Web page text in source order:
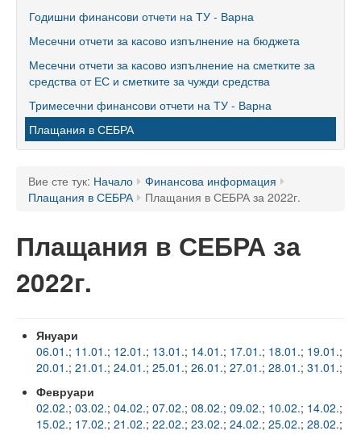
60 години ТУ - Варна
Програма 60 г.
Успели в науката и бизнеса
60 години Морски специалности в ТУ
Поздравителни адреси
Мандатна програма
Ректор
Органи за управление
Факултети и Колежи
Факултети
Машинно-технологичен факултет
Годишни финансови отчети на ТУ - Варна
Месечни отчети за касово изпълнение на бюджета
Месечни отчети за касово изпълнение на сметките за
средства от ЕС и сметките за чужди средства
Тримесечни финансови отчети на ТУ - Варна
Плащания в СЕБРА
Вие сте тук: Начало
Финансова информация
Плащания в СЕБРА
Плащания в СЕБРА за 2022г.
Плащания в СЕБРА за
2022г.
Януари
06.01.; 11.01.; 12.01.; 13.01.; 14.01.; 17.01.; 18.01.; 19.01.;
20.01.; 21.01.; 24.01.; 25.01.; 26.01.; 27.01.; 28.01.; 31.01.;
Февруари
02.02.; 03.02.; 04.02.; 07.02.; 08.02.; 09.02.; 10.02.; 14.02.;
15.02.; 17.02.; 21.02.; 22.02.; 23.02.; 24.02.; 25.02.; 28.02.;